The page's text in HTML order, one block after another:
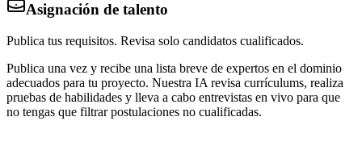
Asignación de talento
Publica tus requisitos. Revisa solo candidatos cualificados.
Publica una vez y recibe una lista breve de expertos en el dominio
adecuados para tu proyecto. Nuestra IA revisa currículums, realiza
pruebas de habilidades y lleva a cabo entrevistas en vivo para que
no tengas que filtrar postulaciones no cualificadas.